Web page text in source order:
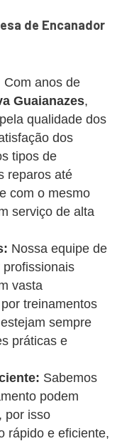
de Encanador
Com anos de
Guaianazes,
qualidade dos
dos
tipos de
reparos até
com o mesmo
serviço de alta
Nossa equipe de
vasta
treinamentos
sempre
práticas e
Sabemos
podem
por isso
rápido e eficiente,